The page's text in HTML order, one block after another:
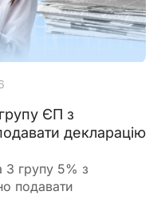
ЄП з
декларацію
групу 5% з
подавати